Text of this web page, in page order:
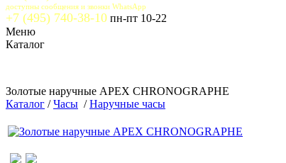
доступны сообщения и звонки WhatsApp
+7 (495) 740-38-10 пн-пт 10-22
Меню
Каталог
Золотые наручные APEX CHRONOGRAPHE
Каталог /Часы /Наручные часы